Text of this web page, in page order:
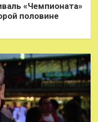
«Чемпионата»
половине